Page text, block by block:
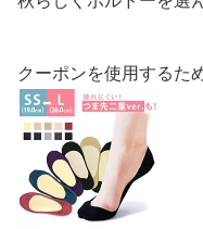
クーポンを使用するた